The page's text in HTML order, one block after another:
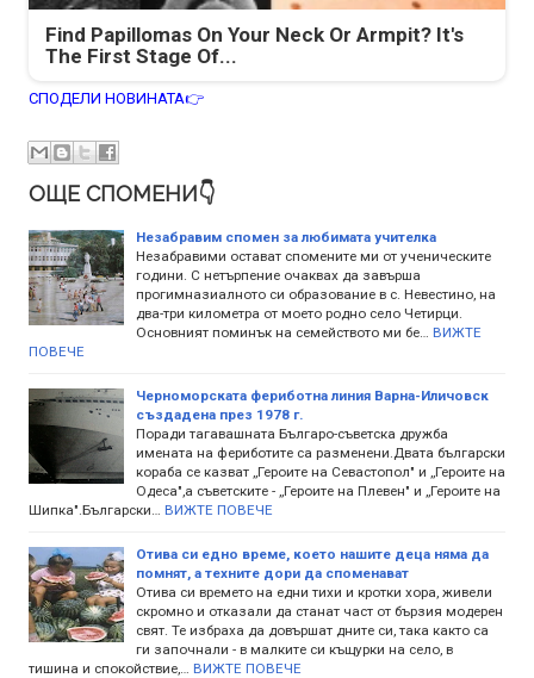
Find Papillomas On Your Neck Or Armpit? It's
The First Stage Of...
СПОДЕЛИ НОВИНАТА👉
ОЩЕ СПОМЕНИ👇
Незабравим спомен за любимата учителка
Незабравими остават спомените ми от ученическите
години. С нетърпение очаквах да завърша
прогимназиалното си образование в с. Невестино, на
два-три километра от моето родно село Четирци.
Основният поминък на семейството ми бе…
ВИЖТЕ
ПОВЕЧЕ
Черноморската фериботна линия Варна-Иличовск
създадена през 1978 г.
Поради тагавашната Българо-съветска дружба
имената на фериботите са разменени.Двата български
кораба се казват ,,Героите на Севастопол" и ,,Героите на
Одеса",а съветските - ,,Героите на Плевен" и ,,Героите на
Шипка".Български…
ВИЖТЕ ПОВЕЧЕ
Отива си едно време, което нашите деца няма да
помнят, а техните дори да споменават
Отива си времето на едни тихи и кротки хора, живели
скромно и отказали да станат част от бързия модерен
свят. Те избраха да довършат дните си, така както са
ги започнали - в малките си къщурки на село, в
тишина и спокойствие,…
ВИЖТЕ ПОВЕЧЕ